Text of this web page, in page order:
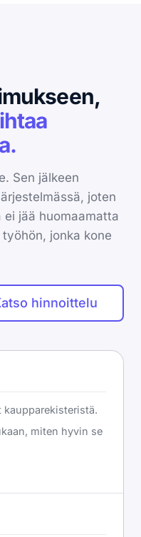
Sen jälkeen
joten
jää huomaamatta
jonka kone
hinnoittelu
miten hyvin se